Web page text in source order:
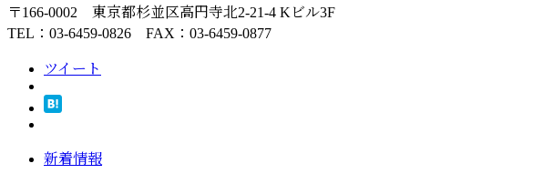
〒166-0002 東京都杉並区高円寺北2-21-4 Kビル3F
TEL：03-6459-0826 FAX：03-6459-0877
ツイート
新着情報